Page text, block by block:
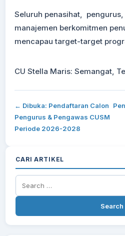
Seluruh penasihat,
manajemen berkomitmen
mencapau target-target
CU Stella Maris: Semangat,
← Dibuka: Pendaftaran Calon
Pengurus & Pengawas CUSM
Periode 2026-2028
CARI ARTIKEL